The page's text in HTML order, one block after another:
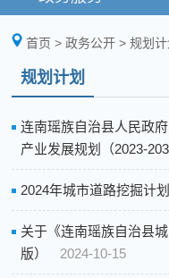
首页 >政务公开 >规划计
规划计划
连南瑶族自治县人民政
产业发展规划（2023-
2024年城市道路挖掘计
关于《连南瑶族自治县
版）
2024-10-15